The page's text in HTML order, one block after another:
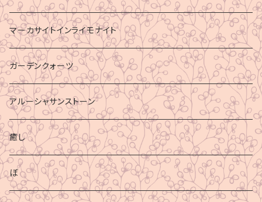
マーカサイトインライモナイト
ガーデンクォーツ
アルーシャサンストーン
癒し
ぼ